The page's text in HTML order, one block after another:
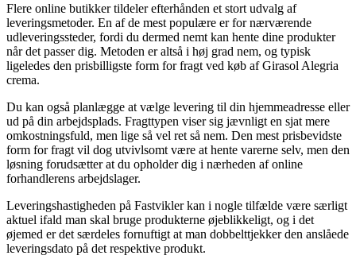
Flere online butikker tildeler efterhånden et stort udvalg af
leveringsmetoder. En af de mest populære er for nærværende
udleveringssteder, fordi du dermed nemt kan hente dine produkter
når det passer dig. Metoden er altså i høj grad nem, og typisk
ligeledes den prisbilligste form for fragt ved køb af Girasol Alegria
crema.
Du kan også planlægge at vælge levering til din hjemmeadresse eller
ud på din arbejdsplads. Fragttypen viser sig jævnligt en sjat mere
omkostningsfuld, men lige så vel ret så nem. Den mest prisbevidste
form for fragt vil dog utvivlsomt være at hente varerne selv, men den
løsning forudsætter at du opholder dig i nærheden af online
forhandlerens arbejdslager.
Leveringshastigheden på Fastvikler kan i nogle tilfælde være særligt
aktuel ifald man skal bruge produkterne øjeblikkeligt, og i det
øjemed er det særdeles fornuftigt at man dobbelttjekker den anslåede
leveringsdato på det respektive produkt.